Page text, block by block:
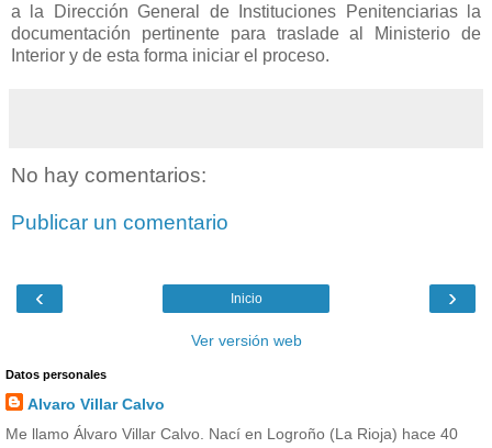
a la Dirección General de Instituciones Penitenciarias la
documentación pertinente para traslade al Ministerio de
Interior y de esta forma iniciar el proceso.
No hay comentarios:
Publicar un comentario
‹ ›
Inicio
Ver versión web
Datos personales
Alvaro Villar Calvo
Me llamo Álvaro Villar Calvo. Nací en Logroño (La Rioja) hace 40